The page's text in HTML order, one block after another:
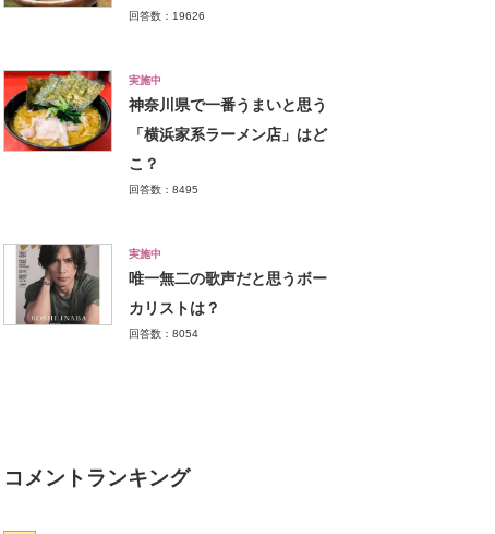
回答数：19626
実施中
神奈川県で一番うまいと思う
「横浜家系ラーメン店」はど
こ？
回答数：8495
実施中
唯一無二の歌声だと思うボー
カリストは？
回答数：8054
コメントランキング